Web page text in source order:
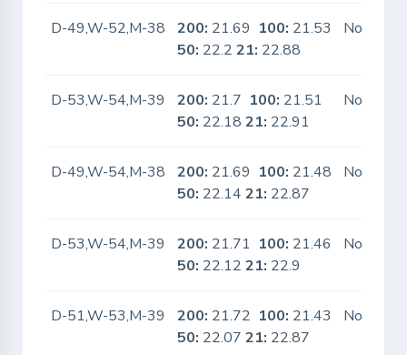
D-49,W-52,M-38 200: 21.69 100: 21.53
50: 22.221: 22.88
No
D-53,W-54,M-39 200: 21.7 100: 21.51
50: 22.1821: 22.91
No
D-49,W-54,M-38 200: 21.69 100: 21.48
50: 22.1421: 22.87
No
D-53,W-54,M-39 200: 21.71 100: 21.46
50: 22.1221: 22.9
No
D-51,W-53,M-39 200: 21.72 100: 21.43
50: 22.0721: 22.87
No